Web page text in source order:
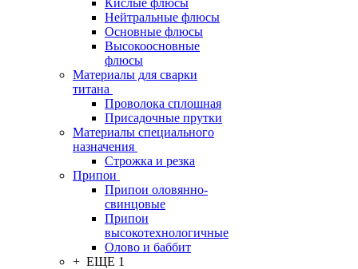
Кислые флюсы
Нейтральные флюсы
Основные флюсы
Высокоосновные
флюсы
Материалы для сварки
титана
Проволока сплошная
Присадочные прутки
Материалы специального
назначения
Строжка и резка
Припои
Припои оловянно-
свинцовые
Припои
высокотехнологичные
Олово и баббит
+ ЕЩЕ 1